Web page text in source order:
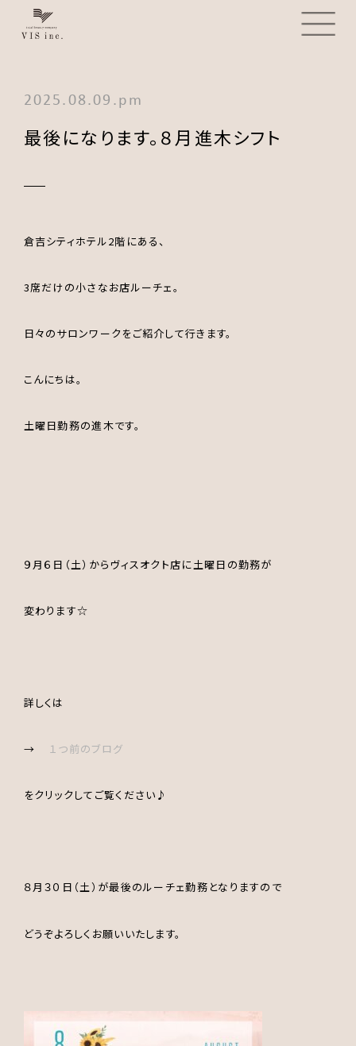
2025.08.09.pm
最後になります。８月進木シフト
倉吉シティホテル2階にある、
3席だけの小さなお店ルーチェ。
日々のサロンワークをご紹介して行きます。
こんにちは。
土曜日勤務の進木です。
９月６日（土）からヴィスオクト店に土曜日の勤務が
変わります☆
詳しくは
→ １つ前のブログ
をクリックしてご覧ください♪
８月３０日（土）が最後のルーチェ勤務となりますので
どうぞよろしくお願いいたします。